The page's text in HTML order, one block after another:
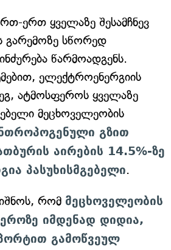
ერთ ყველაზე შესამჩნევ
გარემოზე სწორედ
წარმოადგენს.
ელექტროენერგიის
ატმოსფეროს ყველაზე
მეცხოველეობის
გზით
აირების 14.5%-ზე
პასუხისმგებელი.
რომ მეცხოველეობის
იმდენად დიდია,
გამოწვეულ